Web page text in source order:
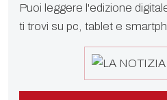
Puoi leggere l'edizione
ti trovi su pc, tablet e